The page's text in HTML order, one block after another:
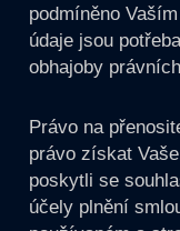
podmíněno
údaje jsou
obhajoby
Právo na
právo získat
poskytli se
účely plnění